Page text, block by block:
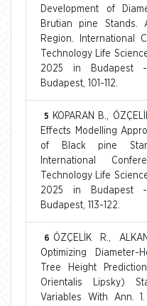
Development of
Brutian pine Stands.
Region. International
Technology Life
2025 in Budapest -
Budapest, 101-112.
5
KOPARAN B.,
Effects Modelling
of Black pine
International
Technology Life
2025 in Budapest -
Budapest, 113-122.
6 ÖZÇELİK R.,
Optimizing Diameter-
Tree Height
Orientalis Lipsky)
Variables With Ann. 1.